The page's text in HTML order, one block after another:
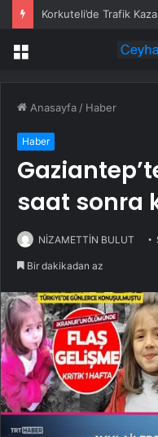
Korkuteli’de Trafik
Menü
Anasayfa / Haber
Haber
saat sonra
NİZAMETTİN BULUT
Bir dakikadan az